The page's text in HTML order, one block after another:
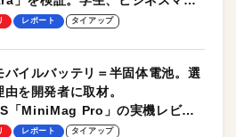
ルユースに最適！
レポート タイアップ
バイルバッテリ＝半固体電池。選
を開発者に取材。
「MiniMag Pro」の実機レビュ
レポート タイアップ